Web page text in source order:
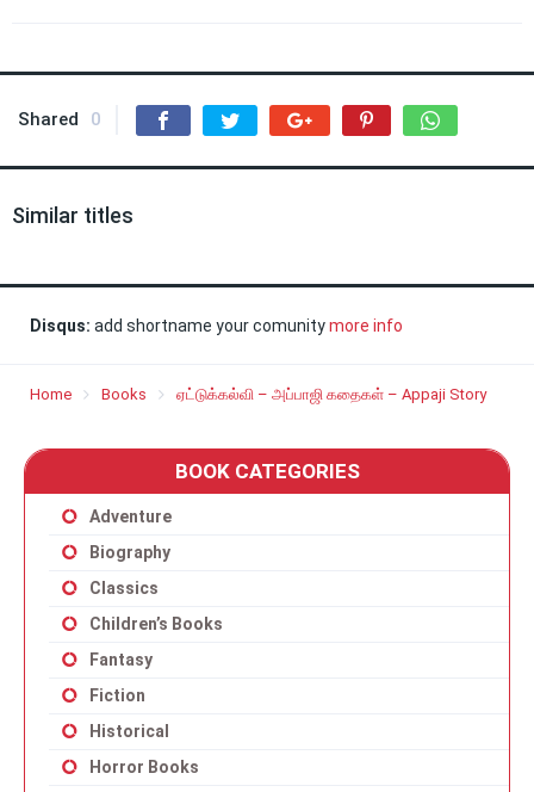
Shared 0
Similar titles
Disqus: add shortname your comunitymore info
Home Books ஏட்டுக்கல்வி – அப்பாஜி கதைகள் – Appaji Story
BOOK CATEGORIES
Adventure
Biography
Classics
Children’s Books
Fantasy
Fiction
Historical
Horror Books